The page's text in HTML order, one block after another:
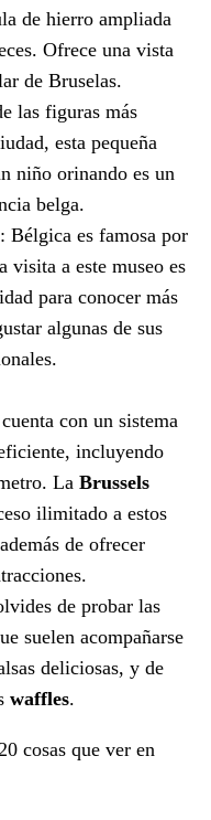
de hierro ampliada
Ofrece una vista
de Bruselas.
las figuras más
esta pequeña
niño orinando es un
belga.
: Bélgica es famosa por
visita a este museo es
para conocer más
algunas de sus
con un sistema
incluyendo
La Brussels
ilimitado a estos
de ofrecer
de probar las
suelen acompañarse
deliciosas, y de
waffles.
cosas que ver en